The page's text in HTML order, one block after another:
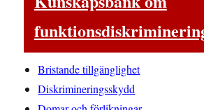
Bristande tillgänglighet
Diskrimineringsskydd